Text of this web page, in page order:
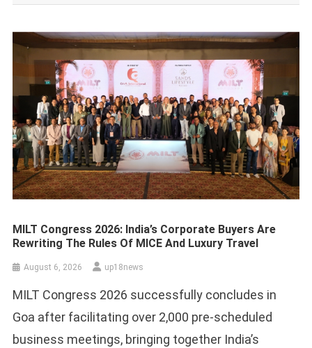
MILT Congress 2026: India’s Corporate Buyers Are
Rewriting The Rules Of MICE And Luxury Travel
August 6, 2026 up18news
MILT Congress 2026 successfully concludes in
Goa after facilitating over 2,000 pre-scheduled
business meetings, bringing together India’s